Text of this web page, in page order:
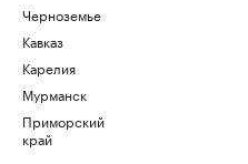
Черноземье
Кавказ
Карелия
Мурманск
Приморский
край